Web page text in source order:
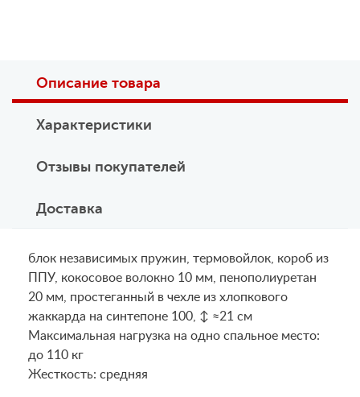
Описание товара
Характеристики
Отзывы покупателей
Доставка
блок независимых пружин, термовойлок, короб из
ППУ, кокосовое волокно 10 мм, пенополиуретан
20 мм, простеганный в чехле из хлопкового
жаккарда на синтепоне 100, ↕ ≈21 см
Maксимальная нагрузка на одно спальное место:
до 110 кг
Жесткость: средняя